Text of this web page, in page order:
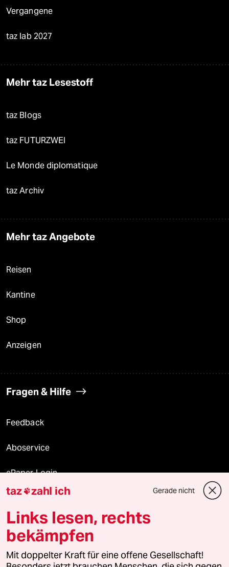
Vergangene
taz lab 2027
Mehr taz Lesestoff
taz Blogs
taz FUTURZWEI
Le Monde diplomatique
taz Archiv
Mehr taz Angebote
Reisen
Kantine
Shop
Anzeigen
Fragen & Hilfe
Feedback
Aboservice
ePaper Login
Downloads für Abonnierende
© 2026 taz Verlags und Vertriebs GmbH
Alle Rechte vorbehalten. Bei rechtlichen Fragen oder für Genehmigungen
wenden Sie sich bitte an
lizenzen@taz.de
taz zahl ich Gerade nicht
Links lesen, rechts
bekämpfen
Mit doppelter Kraft für eine offene Gesellschaft!